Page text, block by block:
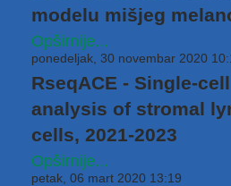
modelu mišjeg
Opširnije...
ponedeljak, 30 novembar 2020
RseqACE - Single-
analysis of stromal
cells, 2021-2023
Opširnije...
petak, 06 mart 2020 13:19